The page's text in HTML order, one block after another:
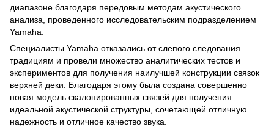
диапазоне благодаря передовым методам акустического
анализа, проведенного исследовательским подразделением
Yamaha.
Специалисты Yamaha отказались от слепого следования
традициям и провели множество аналитических тестов и
экспериментов для получения наилучшей конструкции связок
верхней деки. Благодаря этому была создана совершенно
новая модель скалопированных связей для получения
идеальной акустической структуры, сочетающей отличную
надежность и отличное качество звука.